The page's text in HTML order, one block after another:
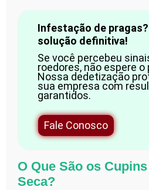
Infestação de pragas?
solução definitiva!
Se você percebeu
roedores, não espere o
Nossa dedetização
sua empresa com
garantidos.
Fale Conosco
O Que São os
Seca?